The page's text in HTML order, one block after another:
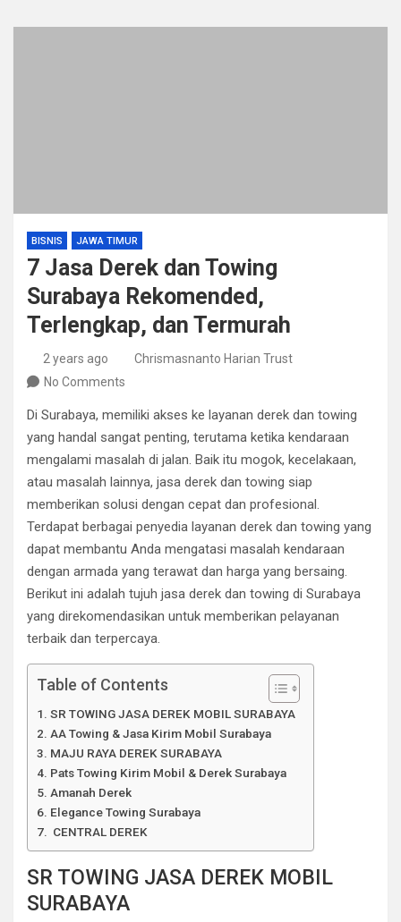
BISNIS JAWA TIMUR
7 Jasa Derek dan Towing
Surabaya Rekomended,
Terlengkap, dan Termurah
2 years ago
Chrismasnanto Harian Trust
No Comments
Di Surabaya, memiliki akses ke layanan derek dan towing
yang handal sangat penting, terutama ketika kendaraan
mengalami masalah di jalan. Baik itu mogok, kecelakaan,
atau masalah lainnya, jasa derek dan towing siap
memberikan solusi dengan cepat dan profesional.
Terdapat berbagai penyedia layanan derek dan towing yang
dapat membantu Anda mengatasi masalah kendaraan
dengan armada yang terawat dan harga yang bersaing.
Berikut ini adalah tujuh jasa derek dan towing di Surabaya
yang direkomendasikan untuk memberikan pelayanan
terbaik dan terpercaya.
Table of Contents
SR TOWING JASA DEREK MOBIL SURABAYA
AA Towing & Jasa Kirim Mobil Surabaya
MAJU RAYA DEREK SURABAYA
Pats Towing Kirim Mobil & Derek Surabaya
Amanah Derek
Elegance Towing Surabaya
CENTRAL DEREK
SR TOWING JASA DEREK MOBIL
SURABAYA